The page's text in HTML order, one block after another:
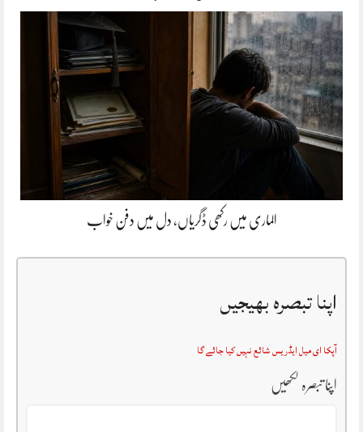
الماری میں رکھی ڈگریاں، دل میں دفن خواب
اپنا تبصرہ بھیجیں
آپکا ای میل ایڈریس شائع نہیں کیا جائے گا
اپنا تبصرہ لکھیں